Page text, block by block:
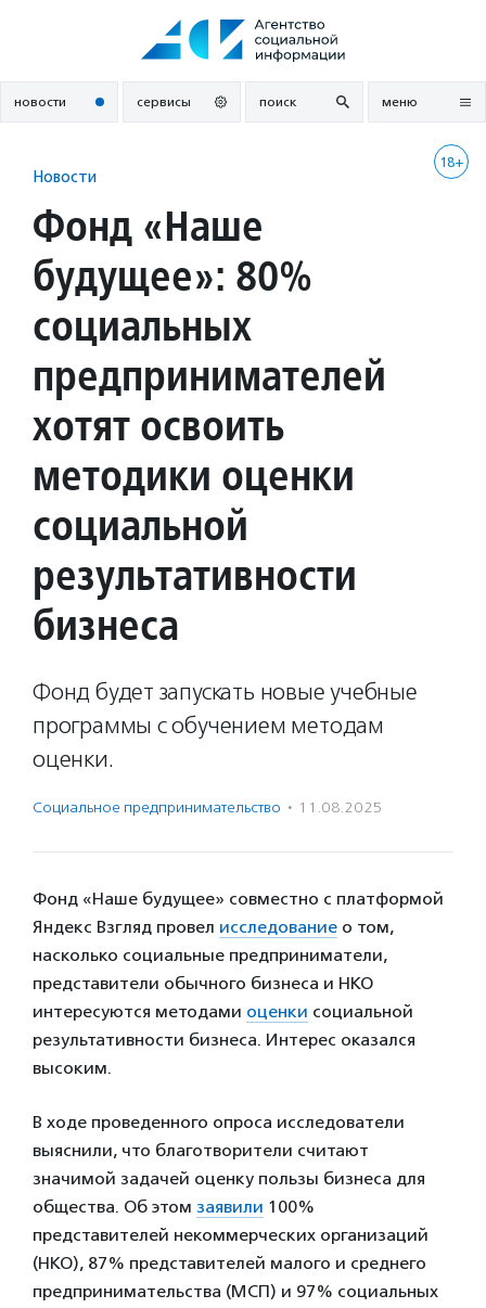
новости сервисы поиск меню
18+
Новости
Фонд «Наше
будущее»: 80%
социальных
предпринимателей
хотят освоить
методики оценки
социальной
результативности
бизнеса
Фонд будет запускать новые учебные
программы с обучением методам
оценки.
Социальное предпри­нима­тель­ство · 11.08.2025
Фонд «Наше будущее» совместно с платформой
Яндекс Взгляд провел исследование о том,
насколько социальные предприниматели,
представители обычного бизнеса и НКО
интересуются методами оценки социальной
результативности бизнеса. Интерес оказался
высоким.
В ходе проведенного опроса исследователи
выяснили, что благотворители считают
значимой задачей оценку пользы бизнеса для
общества. Об этом заявили 100%
представителей некоммерческих организаций
(НКО), 87% представителей малого и среднего
предпринимательства (МСП) и 97% социальных